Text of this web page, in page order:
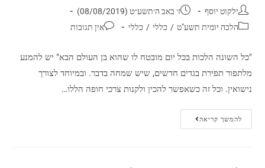
ילקוט יוסף
ז׳ באב ה׳תשע״ט (08/08/2019)
הלכה יומית תשע"ט / כללי / כללי אין תגובות
"כל השונה הלכות בכל יום מובטח לו שהוא בן העולם הבא" יש להמנע
מלתפור תפירת בגדים חדשים, שיש שמחה בדבר. ובמיוחד לצורך
נישואין. וכל זה כשאפשר להכין ולקנות צרכי חופה הללו…
להמשך קריאה